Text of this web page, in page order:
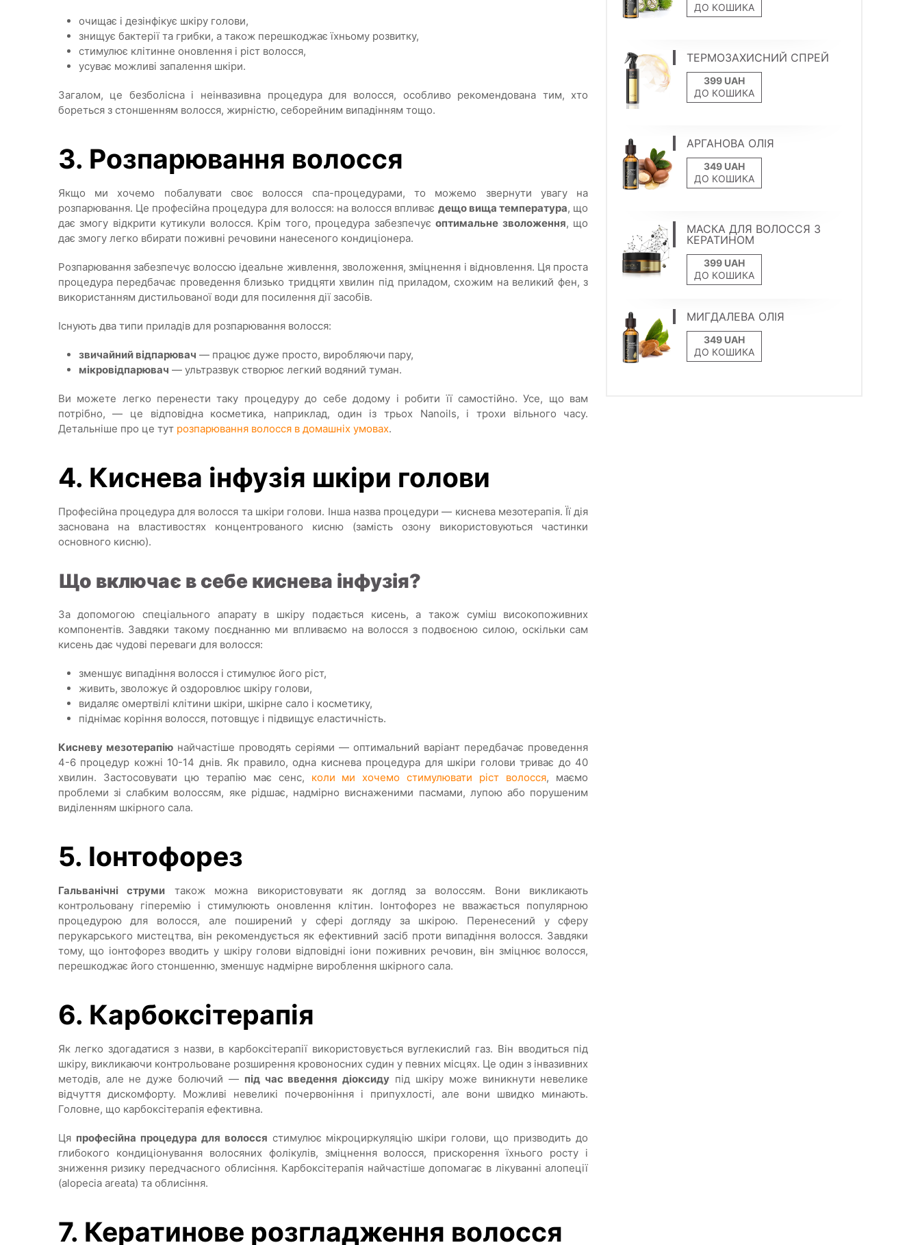
очищає і дезінфікує шкіру голови,
знищує бактерії та грибки, а також перешкоджає їхньому розвитку,
стимулює клітинне оновлення і ріст волосся,
усуває можливі запалення шкіри.
Загалом, це безболісна і неінвазивна процедура для волосся, особливо рекомендована тим, хто
бореться з стоншенням волосся, жирністю, себорейним випадінням тощо.
3. Розпарювання волосся
Якщо ми хочемо побалувати своє волосся спа-процедурами, то можемо звернути увагу на
розпарювання. Це професійна процедура для волосся: на волосся впливає дещо вища температура, що
дає змогу відкрити кутикули волосся. Крім того, процедура забезпечуєоптимальне зволоження, що
дає змогу легко вбирати поживні речовини нанесеного кондиціонера.
Розпарювання забезпечує волоссю ідеальне живлення, зволоження, зміцнення і відновлення. Ця проста
процедура передбачає проведення близько тридцяти хвилин під приладом, схожим на великий фен, з
використанням дистильованої води для посилення дії засобів.
Існують два типи приладів для розпарювання волосся:
звичайний відпарювач — працює дуже просто, виробляючи пару,
мікровідпарювач — ультразвук створює легкий водяний туман.
Ви можете легко перенести таку процедуру до себе додому і робити її самостійно. Усе, що вам
потрібно, — це відповідна косметика, наприклад, один із трьох Nanoils, і трохи вільного часу.
Детальніше про це тут розпарювання волосся в домашніх умовах.
4. Киснева інфузія шкіри голови
Професійна процедура для волосся та шкіри голови. Інша назва процедури — киснева мезотерапія. Її дія
заснована на властивостях концентрованого кисню (замість озону використовуються частинки
основного кисню).
Що включає в себе киснева інфузія?
За допомогою спеціального апарату в шкіру подається кисень, а також суміш високопоживних
компонентів. Завдяки такому поєднанню ми впливаємо на волосся з подвоєною силою, оскільки сам
кисень дає чудові переваги для волосся:
зменшує випадіння волосся і стимулює його ріст,
живить, зволожує й оздоровлює шкіру голови,
видаляє омертвілі клітини шкіри, шкірне сало і косметику,
піднімає коріння волосся, потовщує і підвищує еластичність.
Кисневу мезотерапіюнайчастіше проводять серіями — оптимальний варіант передбачає проведення
4-6 процедур кожні 10-14 днів. Як правило, одна киснева процедура для шкіри голови триває до 40
хвилин. Застосовувати цю терапію має сенс, коли ми хочемо стимулювати ріст волосся, маємо
проблеми зі слабким волоссям, яке рідшає, надмірно виснаженими пасмами, лупою або порушеним
виділенням шкірного сала.
5. Іонтофорез
Гальванічні струми також можна використовувати як догляд за волоссям. Вони викликають
контрольовану гіперемію і стимулюють оновлення клітин. Іонтофорез не вважається популярною
процедурою для волосся, але поширений у сфері догляду за шкірою. Перенесений у сферу
перукарського мистецтва, він рекомендується як ефективний засіб проти випадіння волосся. Завдяки
тому, що іонтофорез вводить у шкіру голови відповідні іони поживних речовин, він зміцнює волосся,
перешкоджає його стоншенню, зменшує надмірне вироблення шкірного сала.
6. Карбоксітерапія
Як легко здогадатися з назви, в карбоксітерапії використовується вуглекислий газ. Він вводиться під
шкіру, викликаючи контрольоване розширення кровоносних судин у певних місцях. Це один з інвазивних
методів, але не дуже болючий — під час введення діоксиду під шкіру може виникнути невелике
відчуття дискомфорту. Можливі невеликі почервоніння і припухлості, але вони швидко минають.
Головне, що карбоксітерапія ефективна.
Ця професійна процедура для волосся стимулює мікроциркуляцію шкіри голови, що призводить до
глибокого кондиціонування волосяних фолікулів, зміцнення волосся, прискорення їхнього росту і
зниження ризику передчасного облисіння. Карбоксітерапія найчастіше допомагає в лікуванні алопеції
(alopecia areata) та облисіння.
7. Кератинове розгладження волосся
ДО КОШИКА
ТЕРМОЗАХИСНИЙ СПРЕЙ
ДО КОШИКА
АРГАНОВА ОЛІЯ
ДО КОШИКА
МАСКА ДЛЯ ВОЛОССЯ З
КЕРАТИНОМ
ДО КОШИКА
МИГДАЛЕВА ОЛІЯ
ДО КОШИКА